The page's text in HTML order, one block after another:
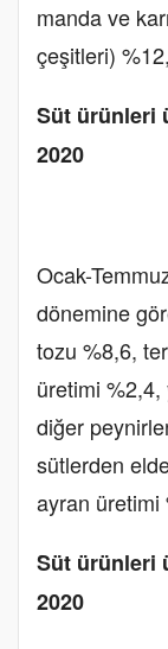
manda ve
çeşitleri)
Süt ürünleri
2020
Ocak-
dönemine
tozu %8,6,
üretimi %2,4,
diğer
sütlerden
ayran üretimi
Süt ürünleri
2020​